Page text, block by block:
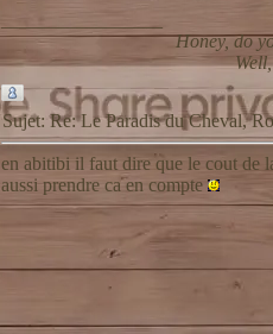
Honey, do
Sujet: Re: Le Paradis du Cheval,
en abitibi il faut dire que le cout de
aussi prendre ca en compte